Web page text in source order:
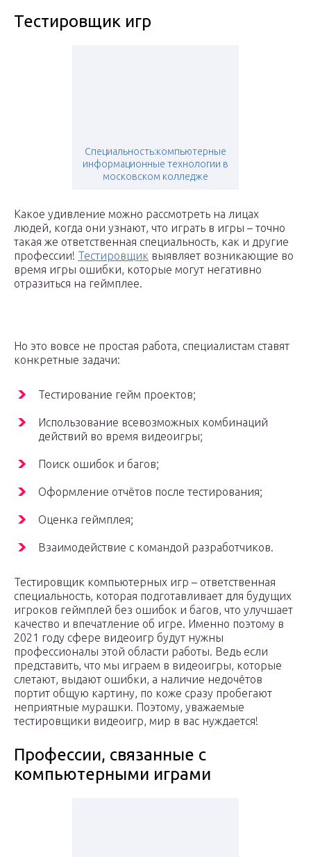
Тестировщик игр
Специальность:компьютерные
информационные технологии в
московском колледже
Какое удивление можно рассмотреть на лицах
людей, когда они узнают, что играть в игры – точно
такая же ответственная специальность, как и другие
профессии! Тестировщик выявляет возникающие во
время игры ошибки, которые могут негативно
отразиться на геймплее.
Но это вовсе не простая работа, специалистам ставят
конкретные задачи:
Тестирование гейм проектов;
Использование всевозможных комбинаций
действий во время видеоигры;
Поиск ошибок и багов;
Оформление отчётов после тестирования;
Оценка геймплея;
Взаимодействие с командой разработчиков.
Тестировщик компьютерных игр – ответственная
специальность, которая подготавливает для будущих
игроков геймплей без ошибок и багов, что улучшает
качество и впечатление об игре. Именно поэтому в
2021 году сфере видеоигр будут нужны
профессионалы этой области работы. Ведь если
представить, что мы играем в видеоигры, которые
слетают, выдают ошибки, а наличие недочётов
портит общую картину, по коже сразу пробегают
неприятные мурашки. Поэтому, уважаемые
тестировщики видеоигр, мир в вас нуждается!
Профессии, связанные с
компьютерными играми